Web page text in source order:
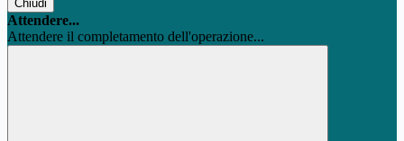
Chiudi
Attendere...
Attendere il completamento dell'operazione...